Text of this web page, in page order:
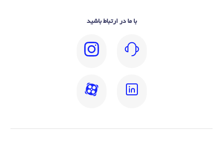
با ما در ارتباط باشید